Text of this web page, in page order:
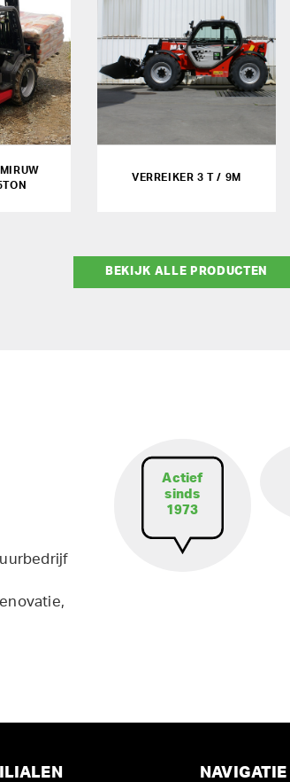
VERREIKER 3 T / 9M
BEKIJK ALLE PRODUCTEN
Actief
sinds
1973
NAVIGATIE